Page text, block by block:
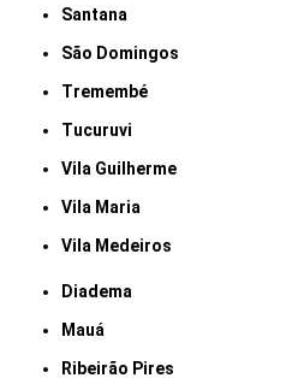
Santana
São Domingos
Tremembé
Tucuruvi
Vila Guilherme
Vila Maria
Vila Medeiros
Diadema
Mauá
Ribeirão Pires